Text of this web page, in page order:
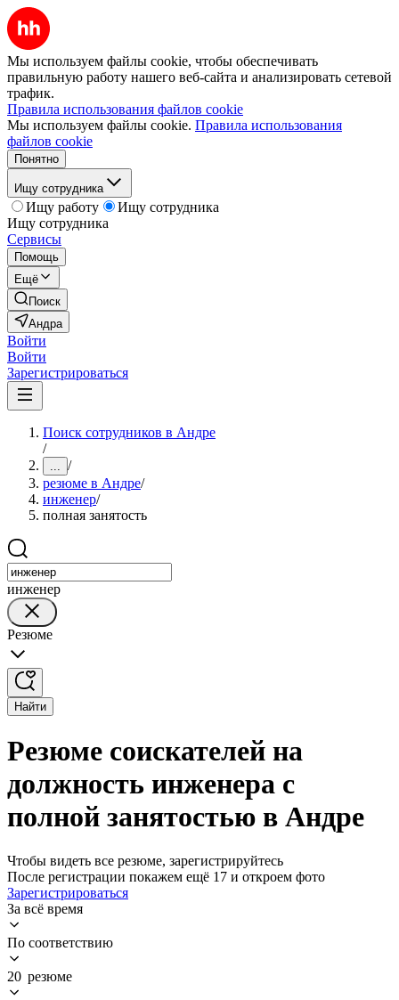
Мы используем файлы cookie, чтобы обеспечивать
правильную работу нашего веб-сайта и анализировать сетевой
трафик.
Правила использования файлов cookie
Мы используем файлы cookie. Правила использования
файлов cookie
Понятно
Ищу сотрудника
Ищу работу
Ищу сотрудника
Ищу сотрудника
Сервисы
Помощь
Ещё
Поиск
Андра
Войти
Войти
Зарегистрироваться
Поиск сотрудников в Андре
/
... /
резюме в Андре/
инженер/
полная занятость
инженер
Резюме
Найти
Резюме соискателей на
должность инженера с
полной занятостью в Андре
Чтобы видеть все резюме, зарегистрируйтесь
После регистрации покажем ещё 17 и откроем фото
Зарегистрироваться
За всё время
По соответствию
20 резюме